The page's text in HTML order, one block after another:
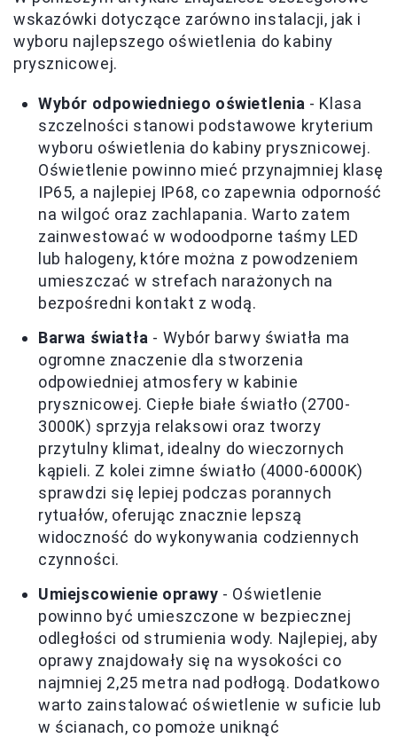
wskazówki dotyczące zarówno instalacji, jak i
wyboru najlepszego oświetlenia do kabiny
prysznicowej.
Wybór odpowiedniego oświetlenia - Klasa
szczelności stanowi podstawowe kryterium
wyboru oświetlenia do kabiny prysznicowej.
Oświetlenie powinno mieć przynajmniej klasę
IP65, a najlepiej IP68, co zapewnia odporność
na wilgoć oraz zachlapania. Warto zatem
zainwestować w wodoodporne taśmy LED
lub halogeny, które można z powodzeniem
umieszczać w strefach narażonych na
bezpośredni kontakt z wodą.
Barwa światła - Wybór barwy światła ma
ogromne znaczenie dla stworzenia
odpowiedniej atmosfery w kabinie
prysznicowej. Ciepłe białe światło (2700-
3000K) sprzyja relaksowi oraz tworzy
przytulny klimat, idealny do wieczornych
kąpieli. Z kolei zimne światło (4000-6000K)
sprawdzi się lepiej podczas porannych
rytuałów, oferując znacznie lepszą
widoczność do wykonywania codziennych
czynności.
Umiejscowienie oprawy - Oświetlenie
powinno być umieszczone w bezpiecznej
odległości od strumienia wody. Najlepiej, aby
oprawy znajdowały się na wysokości co
najmniej 2,25 metra nad podłogą. Dodatkowo
warto zainstalować oświetlenie w suficie lub
w ścianach, co pomoże uniknąć